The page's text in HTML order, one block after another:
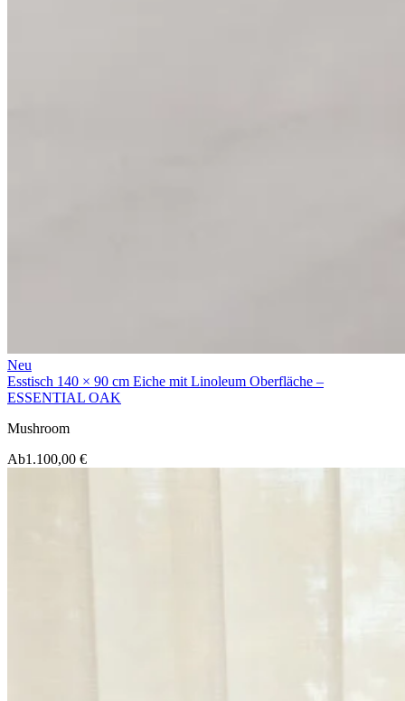
Neu
Esstisch 140 × 90 cm Eiche mit Linoleum Oberfläche –
ESSENTIAL OAK
Mushroom
Ab1.100,00 €